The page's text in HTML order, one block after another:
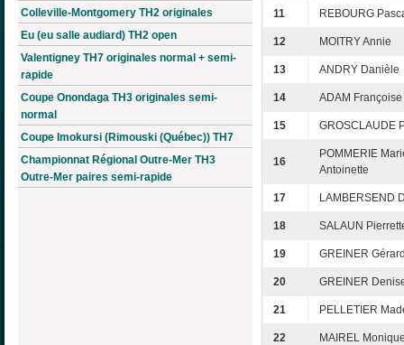
Colleville-Montgomery TH2 originales
Eu (eu salle audiard) TH2 open
Valentigney TH7 originales normal + semi-
rapide
Coupe Onondaga TH3 originales semi-
normal
Coupe Imokursi (Rimouski (Québec)) TH7
Championnat Régional Outre-Mer TH3
Outre-Mer paires semi-rapide
11 REBOURG
12 MOITRY Annie
13 ANDRY Danièle
14 ADAM Françoise
15 GROSCLAUDE
16
POMMERIE
Antoinette
17 LAMBERSEND
18 SALAUN
19 GREINER
20 GREINER
21 PELLETIER
22 MAIREL